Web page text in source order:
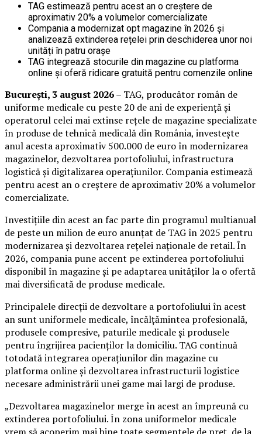
TAG estimează pentru acest an o creștere de
aproximativ 20% a volumelor comercializate
Compania a modernizat opt magazine în 2026 și
analizează extinderea rețelei prin deschiderea unor noi
unități în patru orașe
TAG integrează stocurile din magazine cu platforma
online și oferă ridicare gratuită pentru comenzile online
București, 3 august 2026– TAG, producător român de
uniforme medicale cu peste 20 de ani de experiență și
operatorul celei mai extinse rețele de magazine specializate
în produse de tehnică medicală din România, investește
anul acesta aproximativ 500.000 de euro în modernizarea
magazinelor, dezvoltarea portofoliului, infrastructura
logistică și digitalizarea operațiunilor. Compania estimează
pentru acest an o creștere de aproximativ 20% a volumelor
comercializate.
Investițiile din acest an fac parte din programul multianual
de peste un milion de euro anunțat de TAG în 2025 pentru
modernizarea și dezvoltarea rețelei naționale de retail. În
2026, compania pune accent pe extinderea portofoliului
disponibil în magazine și pe adaptarea unităților la o ofertă
mai diversificată de produse medicale.
Principalele direcții de dezvoltare a portofoliului în acest
an sunt uniformele medicale, încălțămintea profesională,
produsele compresive, paturile medicale și produsele
pentru îngrijirea pacienților la domiciliu. TAG continuă
totodată integrarea operațiunilor din magazine cu
platforma online și dezvoltarea infrastructurii logistice
necesare administrării unei game mai largi de produse.
„Dezvoltarea magazinelor merge în acest an împreună cu
extinderea portofoliului. În zona uniformelor medicale